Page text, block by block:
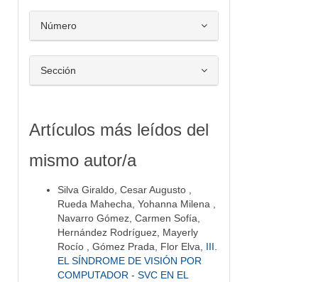
Número
Sección
Artículos más leídos del
mismo autor/a
Silva Giraldo, Cesar Augusto ,
Rueda Mahecha, Yohanna Milena ,
Navarro Gómez, Carmen Sofía,
Hernández Rodríguez, Mayerly
Rocío , Gómez Prada, Flor Elva, III.
EL SÍNDROME DE VISIÓN POR
COMPUTADOR - SVC EN EL